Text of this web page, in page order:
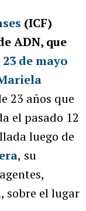
(ICF)
ADN, que
de mayo
23 años que
el pasado 12
luego de
, su
sobre el lugar